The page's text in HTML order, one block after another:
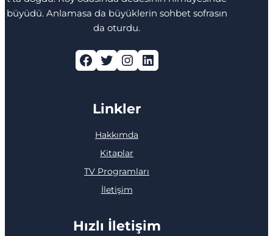
büyüdü. Anlamasa da büyüklerin sohbet sofrasın
da oturdu.
Facebook Twitter Instagram LinkedIn
Linkler
Hakkımda
Kitaplar
TV Programları
İletişim
Hızlı İletişim